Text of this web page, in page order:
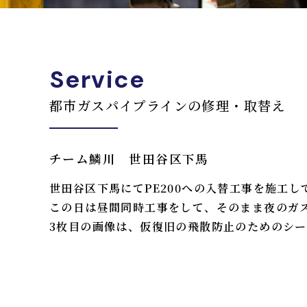
Service
都市ガスパイプラインの修理・取替え
チーム鱗川 世田谷区下馬
世田谷区下馬にてPE200への入替工事を施工し
この日は昼間同時工事をして、そのまま夜の
3枚目の画像は、仮復旧の飛散防止のためのシ